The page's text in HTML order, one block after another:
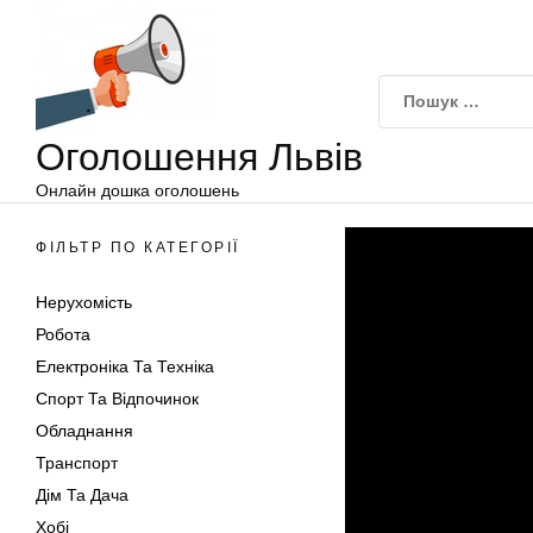
Оголошення Львів
Онлайн дошка оголошень
ФІЛЬТР ПО КАТЕГОРІЇ
Нерухомість
Робота
Електроніка Та Техніка
Спорт Та Відпочинок
Обладнання
Транспорт
Дім Та Дача
Хобі